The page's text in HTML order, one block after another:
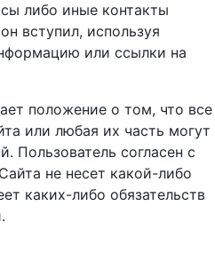
либо иные контакты
вступил, используя
или ссылки на
положение о том, что все
или любая их часть могут
Пользователь согласен с
не несет какой-либо
каких-либо обязательств